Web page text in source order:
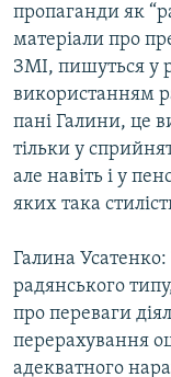
пропаганди як
матеріали про
ЗМІ, пишуться у
використанням
пані Галини, це
тільки у
але навіть і у
яких така
Галина Усатенко:
радянського
про переваги
перерахування
адекватного